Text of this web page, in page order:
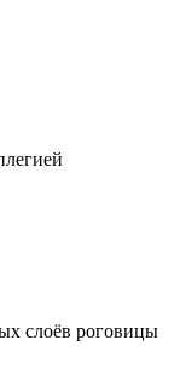
слоёв роговицы